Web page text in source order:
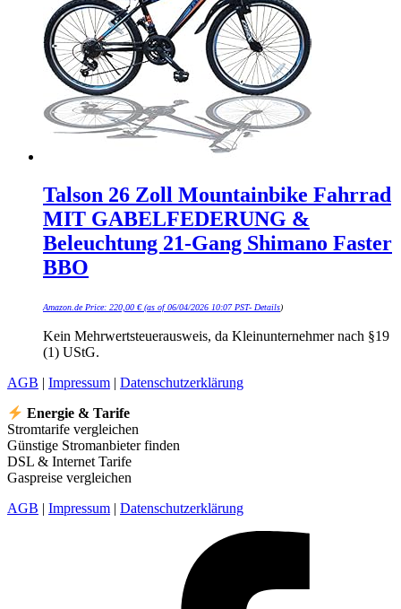
Talson 26 Zoll Mountainbike Fahrrad
MIT GABELFEDERUNG &
Beleuchtung 21-Gang Shimano Faster
BBO
Amazon.de Price: 220,00 €(as of 06/04/2026 10:07 PST- Details)
Kein Mehrwertsteuerausweis, da Kleinunternehmer nach §19
(1) UStG.
AGB | Impressum | Datenschutzerklärung
Energie & Tarife
Stromtarife vergleichen
Günstige Stromanbieter finden
DSL & Internet Tarife
Gaspreise vergleichen
AGB | Impressum | Datenschutzerklärung